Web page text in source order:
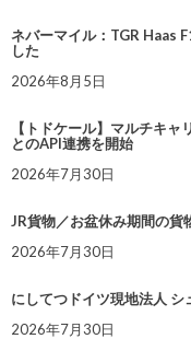
ネバーマイル：TGR Haas
した
2026年8月5日
【トドケール】マルチキ
とのAPI連携を開始
2026年7月30日
JR貨物／お盆休み期間の貨
2026年7月30日
にしてつドイツ現地法人
2026年7月30日